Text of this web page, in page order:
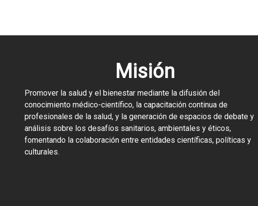
Misión
Promover la salud y el bienestar mediante la difusión del
conocimiento médico-científico, la capacitación continua de
profesionales de la salud, y la generación de espacios de debate y
análisis sobre los desafíos sanitarios, ambientales y éticos,
fomentando la colaboración entre entidades científicas, políticas y
culturales.